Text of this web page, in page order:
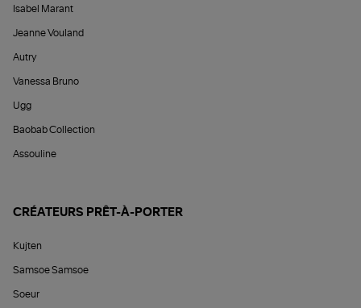
Isabel Marant
Jeanne Vouland
Autry
Vanessa Bruno
Ugg
Baobab Collection
Assouline
CRÉATEURS PRÊT-À-PORTER
Kujten
Samsoe Samsoe
Soeur